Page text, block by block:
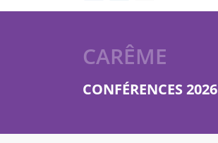
CARÊME
CONFÉRENCES 2026